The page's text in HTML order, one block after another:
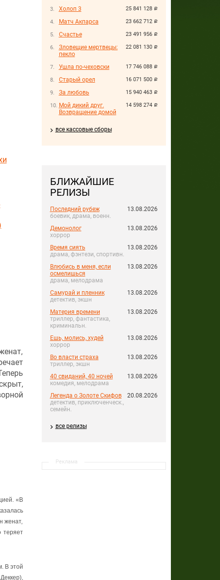
25 841 128 руб.
Холоп 3
23 662 712 руб.
Матч Акпарса
23 491 956 руб.
Счастье
22 081 130 руб.
Зловещие мертвецы:
пекло
17 746 088 руб.
Ушла по-чеховски
16 071 500 руб.
Старый орел
15 940 463 руб.
За любовь
14 598 274 руб.
Мой дикий друг.
Возвращение домой
все кассовые сборы
БЛИЖАЙШИЕ
РЕЛИЗЫ
Последний рубеж
боевик, драма, военн.
13.08.2026
Демонолог
хоррор
13.08.2026
Время сиять
драма, фэнтези, спортивн.
13.08.2026
Влюбись в меня, если
осмелишься
драма, мелодрама
13.08.2026
Самурай и пленник
детектив, экшн
13.08.2026
Материя времени
триллер, фантастика,
криминальн.
13.08.2026
Ешь, молись, худей
хоррор
13.08.2026
Во власти страха
триллер, экшн
13.08.2026
40 свиданий, 40 ночей
комедия, мелодрама
13.08.2026
Легенда о Золоте Скифов
детектив, приключенческ.,
семейн.
20.08.2026
все релизы
Реклама
«В
женат,
теряет
В этой